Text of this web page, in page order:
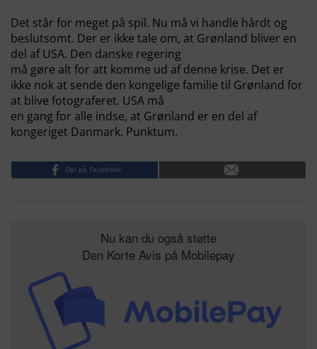
Det står for meget på spil. Nu må vi handle hårdt og
beslutsomt. Der er ikke tale om, at Grønland bliver en
del af USA. Den danske regering
må gøre alt for att komme ud af denne krise. Det er
ikke nok at sende den kongelige familie til Grønland for
at blive fotograferet. USA må
en gang for alle indse, at Grønland er en del af
kongeriget Danmark. Punktum.
Del på Facebook
Nu kan du også støtte
Den Korte Avis på Mobilepay